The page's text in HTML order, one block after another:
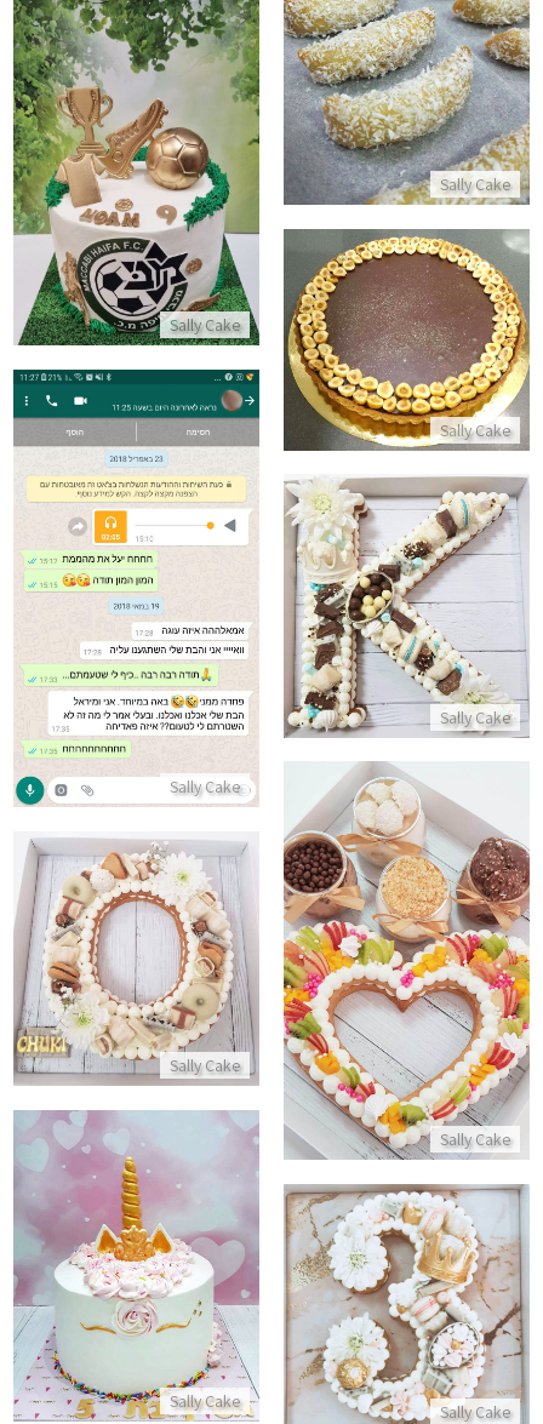
Sally Cake
סהרוני שקדים
התקשר/י
Sally Cake
עוגת כדורגל מכבי חיפה
התקשר/י
Sally Cake
פאי שקדים ופרלינה לשבת
התקשר/י
Sally Cake
ביקורות מלקוחות לעוגה משגעת
התקשר/י
Sally Cake
עוגת אותיות מבצק פריך שקדים קרם ושוקולדים
התקשר/י
Sally Cake
מארז מתוק
התקשר/י
Sally Cake
עוגת אותיות
התקשר/י
Sally Cake
עוגת חד קרן מעוצבת פרווה
התקשר/י
Sally Cake
עוגת מספרים ליום הולדת לבת
התקשר/י